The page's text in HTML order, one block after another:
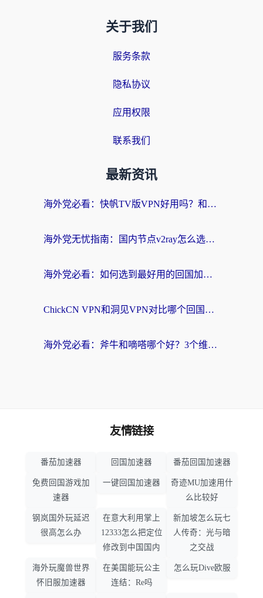
关于我们
服务条款
隐私协议
应用权限
联系我们
最新资讯
海外党必看：快帆TV版VPN好用吗？和快游VPN对比哪个回国效果更好？附实用避坑指南
海外党无忧指南：国内节点v2ray怎么选？一键回国VPN+多场景实测帮你避坑
海外党必看：如何选到最好用的回国加速器？从节点到售后的全维度指南
ChickCN VPN和洞见VPN对比哪个回国效果更好？海外党亲测3款加速器+避坑指南
海外党必看：斧牛和嘀嗒哪个好？3个维度教你选对回国加速器
友情链接
番茄加速器 回国加速器 番茄回国加速器
免费回国游戏加
速器
一键回国加速器
奇迹MU加速用什
么比较好
钢岚国外玩延迟
很高怎么办
在意大利用掌上
12333怎么把定位
修改到中国国内
新加坡怎么玩七
人传奇：光与暗
之交战
海外玩魔兽世界
怀旧服加速器
在美国能玩公主
连结：Re吗
怎么玩Dive欧服